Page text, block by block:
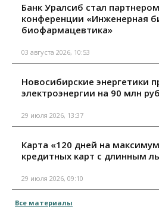
Банк Уралсиб стал
конференции «Инженерная
биофармацевтика»
03 августа 2026, 10:53
Новосибирские энергетики
электроэнергии на 90 млн
29 июля 2026, 13:37
Карта «120 дней на
кредитных карт с длинным
29 июля 2026, 09:10
Все материалы